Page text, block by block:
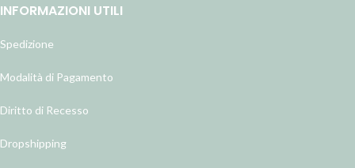
INFORMAZIONI UTILI
Spedizione
Modalità di Pagamento
Diritto di Recesso
Dropshipping